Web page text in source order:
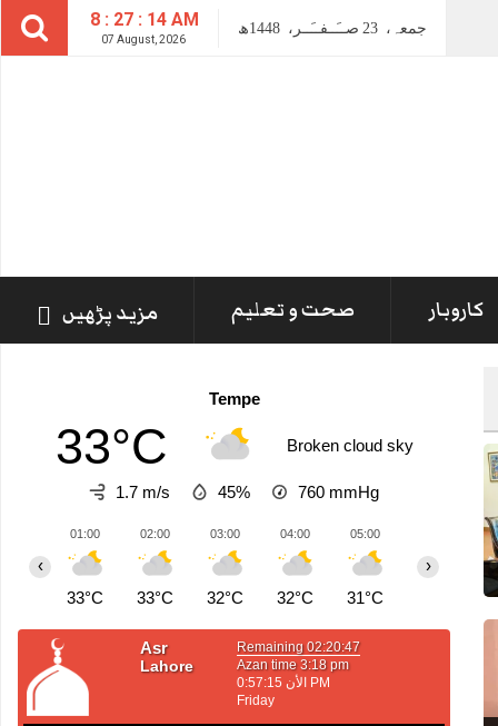
8 : 27 : 15 AM
07 August, 2026
جمعہ، 23 صــَــفــَــر، 1448ھ
کاروبار صحت و تعلیم مزید پڑھیں
Tempe
33°C Broken cloud sky
1.7 m/s 45% 760 mmHg
01:00
33°C
02:00
33°C
03:00
32°C
04:00
32°C
05:00
31°C
‹ ›